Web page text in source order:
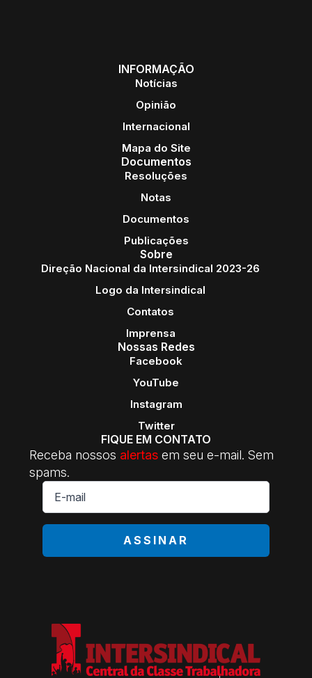
INFORMAÇÃO
Notícias
Opinião
Internacional
Mapa do Site
Documentos
Resoluções
Notas
Documentos
Publicações
Sobre
Direção Nacional da Intersindical 2023-26
Logo da Intersindical
Contatos
Imprensa
Nossas Redes
Facebook
YouTube
Instagram
Twitter
FIQUE EM CONTATO
Receba nossos alertas em seu e-mail. Sem
spams.
E-
mail
ASSINAR